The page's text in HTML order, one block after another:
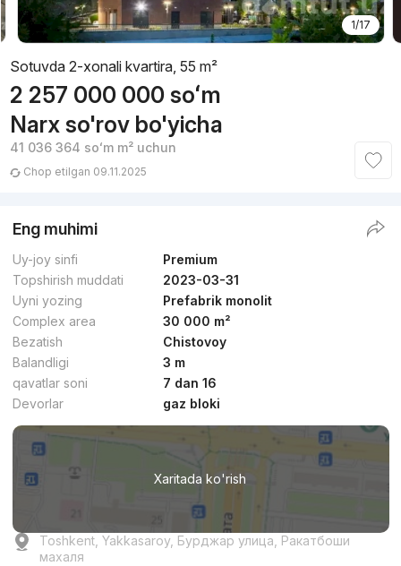
1/17
Sotuvda 2-xonali kvartira, 55 m²
2 257 000 000 soʻm
Narx so'rov bo'yicha
41 036 364 soʻmm² uchun
Chop etilgan 09.11.2025
Eng muhimi
Uy-joy sinfi
Premium
Topshirish muddati
2023-03-31
Uyni yozing
Prefabrik monolit
Complex area
30 000 m²
Bezatish
Chistovoy
Balandligi
3 m
qavatlar soni
7 dan 16
Devorlar
gaz bloki
Xaritada ko'rish
Toshkent, Yakkasaroy, Бурджар улица, Ракатбоши
махаля